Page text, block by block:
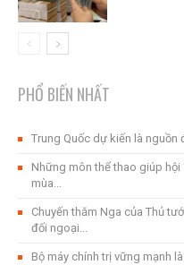
PHỔ BIẾN NHẤT
Trung Quốc dự kiến ​​là
Những môn thể thao giúp hội
mùa...
Chuyến thăm Nga của Thủ
đối ngoại...
Bộ máy chính trị vững mạnh